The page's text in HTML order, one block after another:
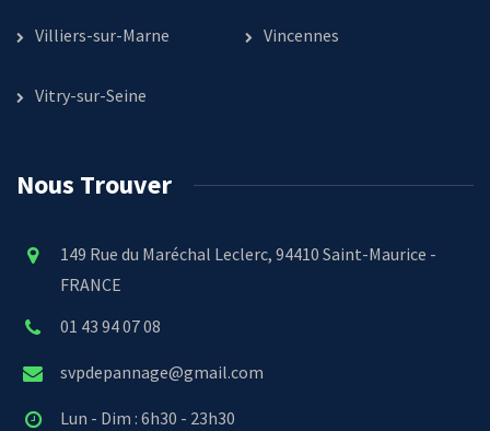
Villiers-sur-Marne Vincennes
Vitry-sur-Seine
Nous Trouver
149 Rue du Maréchal Leclerc, 94410 Saint-Maurice -
FRANCE
01 43 94 07 08
svpdepannage@gmail.com
Lun - Dim : 6h30 - 23h30